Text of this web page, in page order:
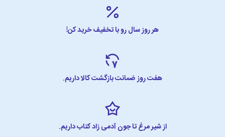
هر روز سال رو با تخفیف خرید کن!
هفت روز ضمانت بازگشت کالا داریم.
از شیر مرغ تا جون آدمی زاد کتاب داریم.